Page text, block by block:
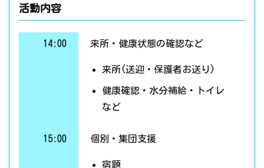
活動内容
14:00 来所・健康状態の確認など
来所(送迎・保護者お送り)
健康確認・水分補給・トイレ
など
15:00 個別・集団支援
宿題